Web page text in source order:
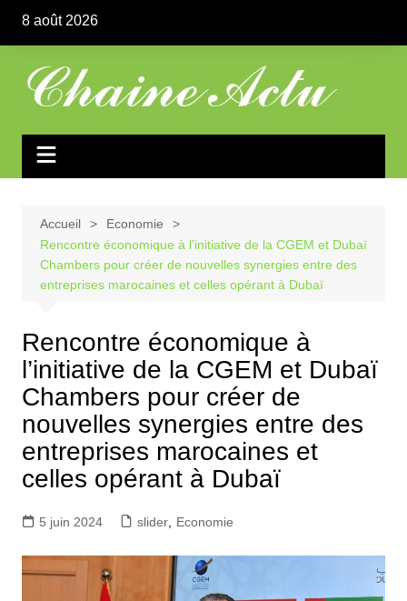
contenu
8 août 2026
Accueil
Economie
Rencontre économique à l’initiative de la CGEM et Dubaï
Chambers pour créer de nouvelles synergies entre des
entreprises marocaines et celles opérant à Dubaï
Rencontre économique à
l’initiative de la CGEM et Dubaï
Chambers pour créer de
nouvelles synergies entre des
entreprises marocaines et
celles opérant à Dubaï
5 juin 2024 slider, Economie